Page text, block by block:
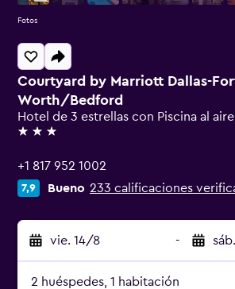
Courtyard by Marriott Dallas-
Worth/Bedford
Hotel de 3 estrellas con Piscina al
3 estrellas
+1 817 952 1002
7,9 Bueno 233 calificaciones
vie. 14/8 -
2 huéspedes, 1 habitación
Fotos